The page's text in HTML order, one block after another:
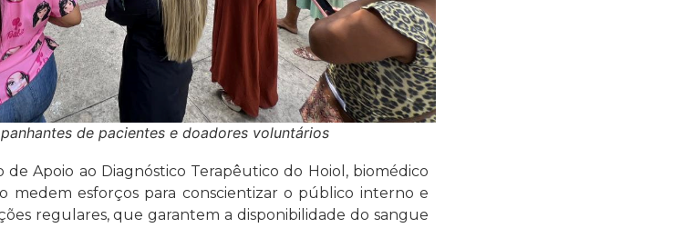
de pacientes e doadores voluntários
Apoio ao Diagnóstico Terapêutico do Hoiol, biomédico
medem esforços para conscientizar o público interno e
regulares, que garantem a disponibilidade do sangue